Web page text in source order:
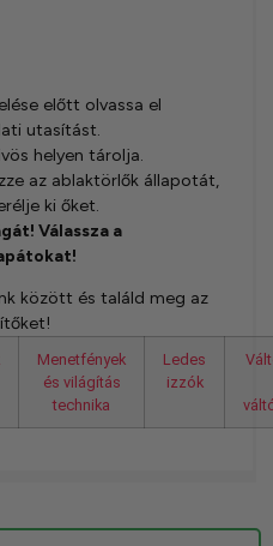
előtt olvassa el
utasítást.
helyen tárolja.
az ablaktörlők állapotát,
ki őket.
Válassza a
között és találd meg az
Menetfények
és világítás
technika
Ledes
izzók